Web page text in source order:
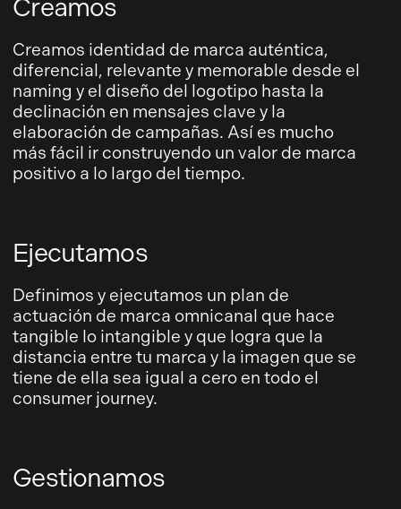
Creamos
Creamos identidad de marca auténtica,
diferencial, relevante y memorable desde el
naming y el diseño del logotipo hasta la
declinación en mensajes clave y la
elaboración de campañas. Así es mucho
más fácil ir construyendo un valor de marca
positivo a lo largo del tiempo.
Ejecutamos
Definimos y ejecutamos un plan de
actuación de marca omnicanal que hace
tangible lo intangible y que logra que la
distancia entre tu marca y la imagen que se
tiene de ella sea igual a cero en todo el
consumer journey.
Gestionamos